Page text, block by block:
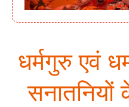
धर्मगुरु एवं
सनातनियों